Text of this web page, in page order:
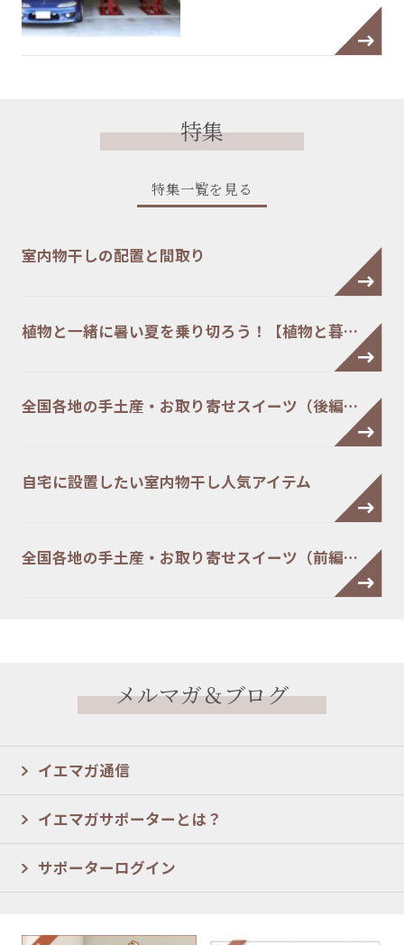
特集
特集一覧を見る
室内物干しの配置と間取り
植物と一緒に暑い夏を乗り切ろう！【植物と暮…
全国各地の手土産・お取り寄せスイーツ（後編…
自宅に設置したい室内物干し人気アイテム
全国各地の手土産・お取り寄せスイーツ（前編…
メルマガ＆ブログ
イエマガ通信
イエマガサポーターとは？
サポーターログイン